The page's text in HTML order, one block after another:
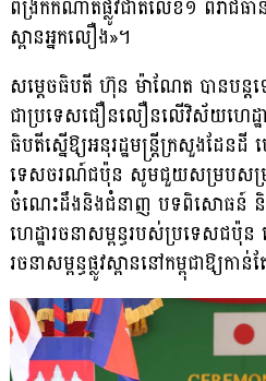
ពង្រីកកំណាត់ផ្លូវជាតិលេខ១ ពីរាជធ
ស្ពានអ្នកលឿង»។
សម្ដេចធិបតី ហ៊ុន ម៉ាណែត បានបន្
ជាប្រទេសជឿនលឿនលើវិស័យហេដ្ឋារច
ធិបតីស្នើឱ្យអនុរដ្ឋមន្ត្រីក្រសួងដែនដី
ទេសចរណ៍ជប៉ុន សូមជួយសម្របសម្រួល
ចំណេះដឹងនិងជំនាញ បទពិសោធន៍ និងប
ហេដ្ឋារចនាសម្ពន្ធរបស់ប្រទេសជប៉ុន
រចនាសម្ពន្ធផ្លូវស្ពាននៅកម្ពុជាឱ្យក